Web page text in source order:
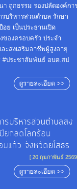
ถูกธรรม รองปลัดองค์กา
บริหารส่วนตำบล รักษา
ย เป็นประธานเปิด
ของครอบครัว ประจำ
ส่งเสริมอาชีพผู้สูงอายุ
#ประชาสัมพันธ์ อบต.สป
ดูรายละเอียด >>
รบริหารส่วนตำบลสง
ยกลดโลกร้อน
นแก้ว จังหวัดยโสธร
[ 20 กุมภาพันธ์
ดูรายละเอียด >>